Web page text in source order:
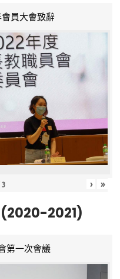
員大會致辭
3 › »
(2020-2021)
第一次會議